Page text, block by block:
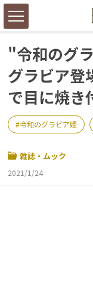
"令和のグ
グラビア
で目に焼き
令和のグラビア姫
雑誌・ムック
2021/1/24